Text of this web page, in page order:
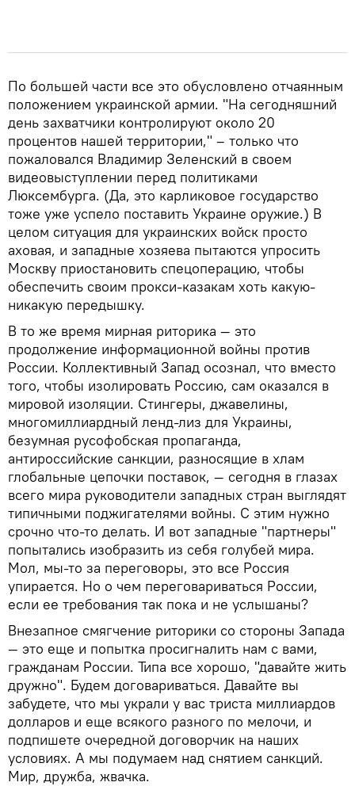
По большей части все это обусловлено отчаянным
положением украинской армии. "На сегодняшний
день захватчики контролируют около 20
процентов нашей территории," – только что
пожаловался Владимир Зеленский в своем
видеовыступлении перед политиками
Люксембурга. (Да, это карликовое государство
тоже уже успело поставить Украине оружие.) В
целом ситуация для украинских войск просто
аховая, и западные хозяева пытаются упросить
Москву приостановить спецоперацию, чтобы
обеспечить своим прокси-казакам хоть какую-
никакую передышку.
В то же время мирная риторика — это
продолжение информационной войны против
России. Коллективный Запад осознал, что вместо
того, чтобы изолировать Россию, сам оказался в
мировой изоляции. Стингеры, джавелины,
многомиллиардный ленд-лиз для Украины,
безумная русофобская пропаганда,
антироссийские санкции, разносящие в хлам
глобальные цепочки поставок, — сегодня в глазах
всего мира руководители западных стран выглядят
типичными поджигателями войны. С этим нужно
срочно что-то делать. И вот западные "партнеры"
попытались изобразить из себя голубей мира.
Мол, мы-то за переговоры, это все Россия
упирается. Но о чем переговариваться России,
если ее требования так пока и не услышаны?
Внезапное смягчение риторики со стороны Запада
— это еще и попытка просигналить нам с вами,
гражданам России. Типа все хорошо, "давайте жить
дружно". Будем договариваться. Давайте вы
забудете, что мы украли у вас триста миллиардов
долларов и еще всякого разного по мелочи, и
подпишете очередной договорчик на наших
условиях. А мы подумаем над снятием санкций.
Мир, дружба, жвачка.